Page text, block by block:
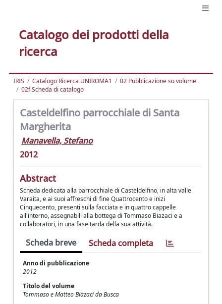
Catalogo dei prodotti della
ricerca
IRIS Catalogo Ricerca UNIROMA1
02 Pubblicazione su volume
02f Scheda di catalogo
Casteldelfino parrocchiale di Santa
Margherita
Manavella, Stefano
2012
Abstract
Scheda dedicata alla parrocchiale di Casteldelfino, in alta valle
Varaita, e ai suoi affreschi di fine Quattrocento e inizi
Cinquecento, presenti sulla facciata e in quattro cappelle
all'interno, assegnabili alla bottega di Tommaso Biazaci e a
collaboratori, in una fase tarda della sua attività.
Scheda breve Scheda completa
Anno di pubblicazione
2012
Titolo del volume
Tommaso e Matteo Biazaci da Busca